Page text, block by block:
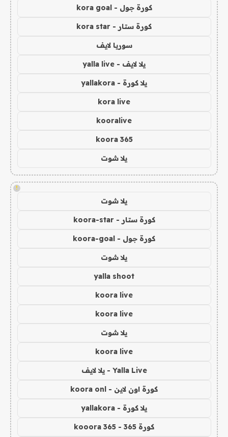
كورة جول - kora goal
كورة ستار - kora star
سوريا لايف
يلا لايف - yalla live
يلا كورة - yallakora
kora live
kooralive
koora 365
يلا شوت
!
يلا شوت
كورة ستار - koora-star
كورة جول - koora-goal
يلا شوت
yalla shoot
koora live
koora live
يلا شوت
koora live
Yalla Live - يلا لايف
كورة اون لاين - koora onl
يلا كورة - yallakora
كورة 365 - kooora 365